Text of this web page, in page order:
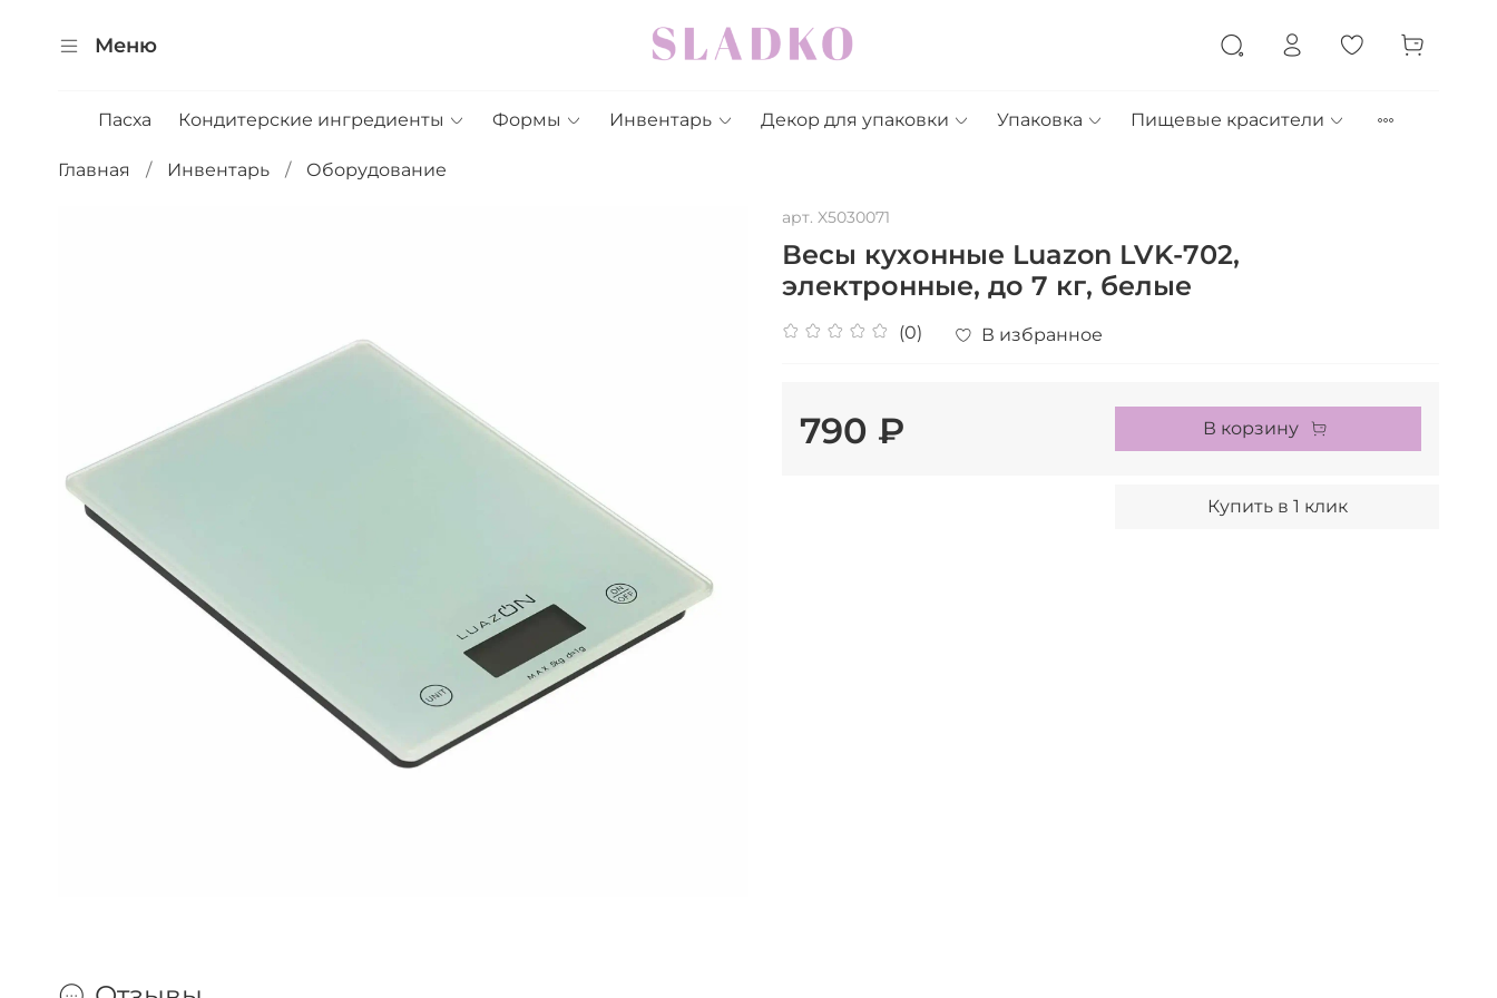
Меню
Пасха Кондитерские ингредиенты Формы Инвентарь Декор для упаковки Упаковка Пищевые красители
Главная Инвентарь Оборудование
арт. X5030071
Весы кухонные Luazon LVK-702,
электронные, до 7 кг, белые
(0) В избранное
790 ₽ В корзину
Купить в 1 клик